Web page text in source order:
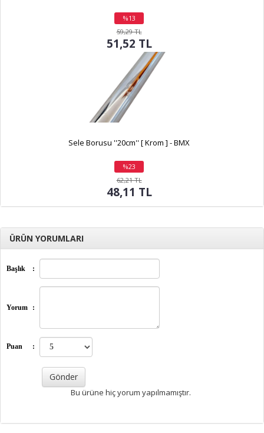
%13
indirim
59,29 TL
51,52 TL
Sele Borusu ''20cm'' [ Krom ] - BMX
%23
indirim
62,21 TL
48,11 TL
ÜRÜN YORUMLARI
Başlık :
Yorum :
Puan :
Bu ürüne hiç yorum yapılmamıştır.